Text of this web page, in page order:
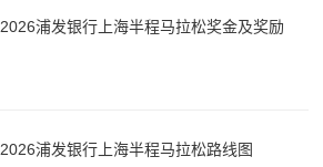
2026浦发银行上海半程马拉松奖金及奖励
2026浦发银行上海半程马拉松路线图